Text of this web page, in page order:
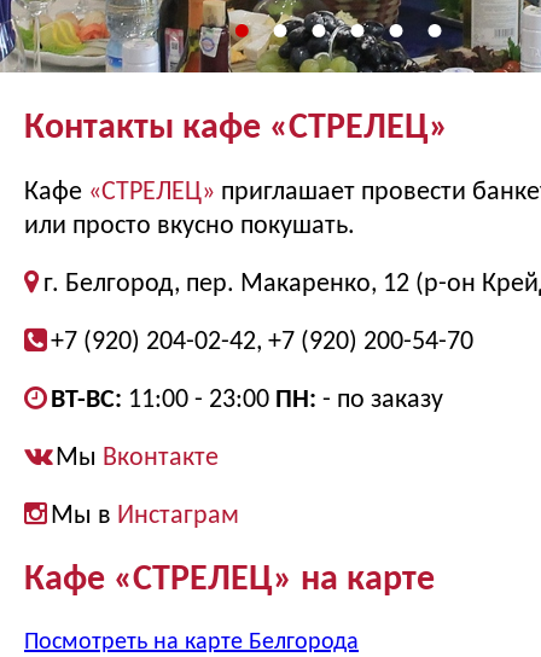
Контакты кафе «СТРЕЛЕЦ»
Кафе «СТРЕЛЕЦ» приглашает провести
или просто вкусно покушать.
г. Белгород, пер. Макаренко, 12 (р-он
+7 (920) 204-02-42, +7 (920) 200-54-70
ВТ-ВС: 11:00 - 23:00 ПН: - по заказу
Мы Вконтакте
Мы в Инстаграм
Кафе «СТРЕЛЕЦ» на карте
Посмотреть на карте Белгорода